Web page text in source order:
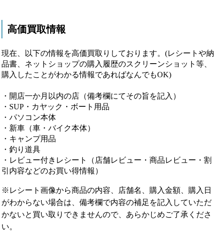
高価買取情報
現在、以下の情報を高価買取りしております。(レシートや納
品書、ネットショップの購入履歴のスクリーンショット等、
購入したことがわかる情報であればなんでもOK)
・開店一か月以内の店（備考欄にてその旨を記入）
・SUP・カヤック・ボート用品
・パソコン本体
・新車（車・バイク本体）
・キャンプ用品
・釣り道具
・レビュー付きレシート（店舗レビュー・商品レビュー・割
引内容などのお買い得情報）
※レシート画像から商品の内容、店舗名、購入金額、購入日
がわからない場合は、備考欄で内容の補足を記入していただ
かないと買い取りできませんので、あらかじめご了承くださ
い。